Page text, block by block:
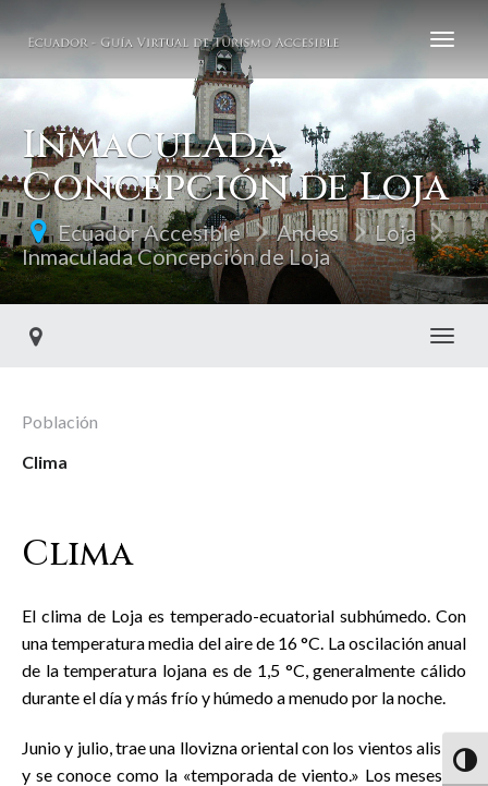
Inmaculada
Concepción de Loja
Ecuador Accesible Andes
Loja
Inmaculada Concepción de Loja
Población
Clima
Clima
El clima de Loja es temperado-ecuatorial subhúmedo. Con
una temperatura media del aire de 16 °C. La oscilación anual
de la temperatura lojana es de 1,5 °C, generalmente cálido
durante el día y más frío y húmedo a menudo por la noche.
Junio y julio, trae una llovizna oriental con los vientos alisios,
y se conoce como la «temporada de viento.» Los meses de